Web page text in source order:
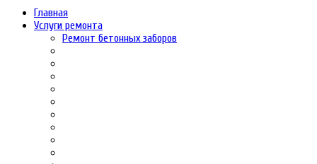
Главная
Услуги ремонта
Ремонт бетонных заборов